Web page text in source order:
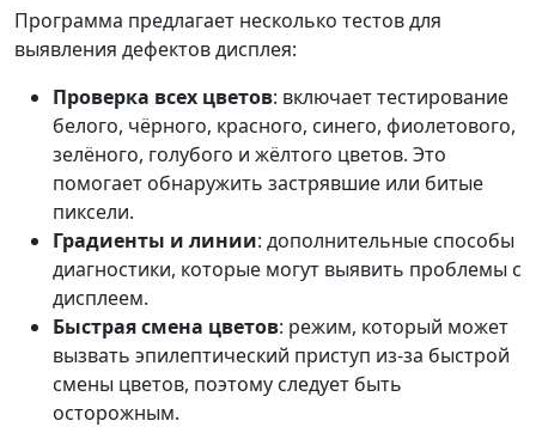
Программа предлагает несколько тестов для
выявления дефектов дисплея:
Проверка всех цветов: включает тестирование
белого, чёрного, красного, синего, фиолетового,
зелёного, голубого и жёлтого цветов. Это
помогает обнаружить застрявшие или битые
пиксели.
Градиенты и линии: дополнительные способы
диагностики, которые могут выявить проблемы с
дисплеем.
Быстрая смена цветов: режим, который может
вызвать эпилептический приступ из-за быстрой
смены цветов, поэтому следует быть
осторожным.